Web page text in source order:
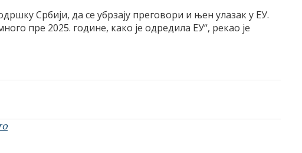
Србији, да се убрзају преговори и њен улазак у ЕУ.
пре 2025. године, како је одредила ЕУ“, рекао је